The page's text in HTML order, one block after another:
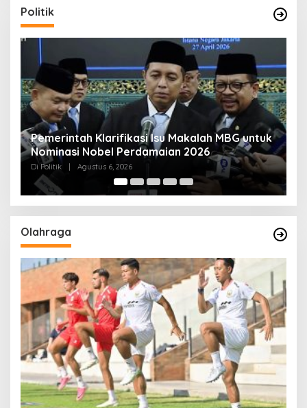
Politik
Muktamar NU ke-35 di Jombang, Panitia
Siagakan 3 Posko Kesehatan 24 Jam
Di Politik Agustus 6, 2026
Olahraga